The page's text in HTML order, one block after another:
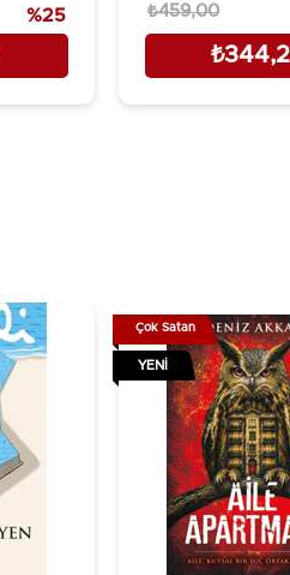
%25 ₺459,00
Çok Satan
YENI